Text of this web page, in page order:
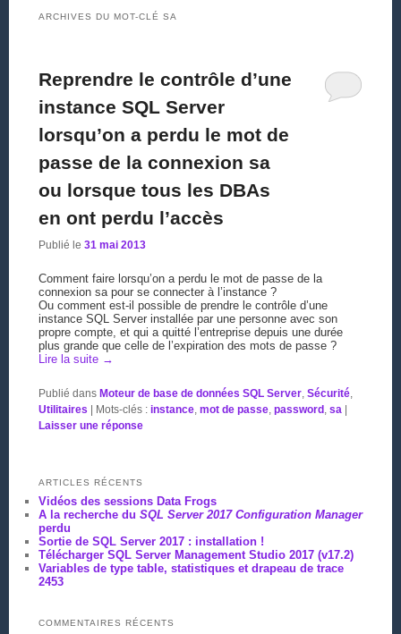
ARCHIVES DU MOT-CLÉ SA
Reprendre le contrôle d’une
instance SQL Server
lorsqu’on a perdu le mot de
passe de la connexion sa
ou lorsque tous les DBAs
en ont perdu l’accès
Publié le 31 mai 2013
Comment faire lorsqu’on a perdu le mot de passe de la
connexion sa pour se connecter à l’instance ?
Ou comment est-il possible de prendre le contrôle d’une
instance SQL Server installée par une personne avec son
propre compte, et qui a quitté l’entreprise depuis une durée
plus grande que celle de l’expiration des mots de passe ?
Lire la suite →
Publié dans Moteur de base de données SQL Server, Sécurité,
Utilitaires | Mots-clés : instance, mot de passe, password, sa |
Laisser une réponse
ARTICLES RÉCENTS
Vidéos des sessions Data Frogs
A la recherche du SQL Server 2017 Configuration Manager
perdu
Sortie de SQL Server 2017 : installation !
Télécharger SQL Server Management Studio 2017 (v17.2)
Variables de type table, statistiques et drapeau de trace
2453
COMMENTAIRES RÉCENTS